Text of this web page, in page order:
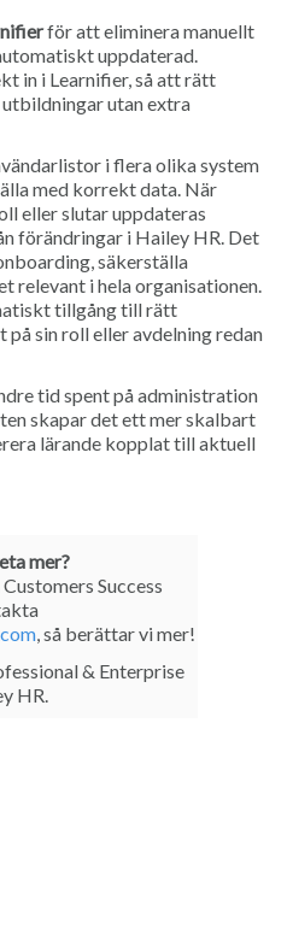
för att eliminera manuellt
uppdaterad.
in i Learnifier, så att rätt
utan extra
i flera olika system
med korrekt data. När
eller slutar uppdateras
förändringar i Hailey HR. Det
säkerställa
relevant i hela organisationen.
tillgång till rätt
sin roll eller avdelning redan
tid spent på administration
skapar det ett mer skalbart
lärande kopplat till aktuell
mer?
Success
, så berättar vi mer!
& Enterprise
HR.